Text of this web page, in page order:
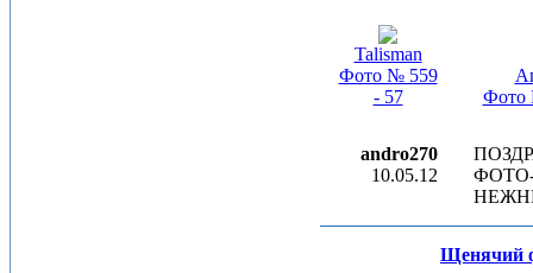
Talisman
Фото № 559
- 57
Фото
andro270
10.05.12
Щенячий